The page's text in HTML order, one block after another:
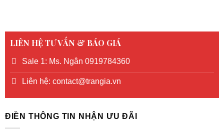
LIÊN HỆ TƯ VẤN & BÁO GIÁ
Sale 1: Ms. Ngân 0919784360
Liên hệ: contact@trangia.vn
ĐIỀN THÔNG TIN NHẬN ƯU ĐÃI